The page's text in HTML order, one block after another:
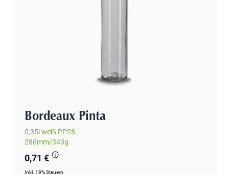
Bordeaux Pinta
0,35l weiß PP28
286mm/340g
0,71 €
Inkl. 19% Steuern